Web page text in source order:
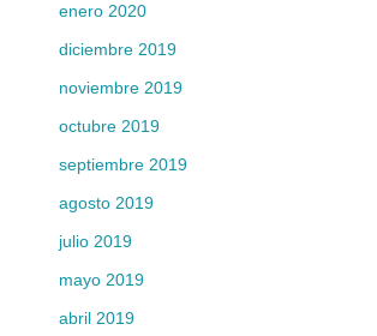
enero 2020
diciembre 2019
noviembre 2019
octubre 2019
septiembre 2019
agosto 2019
julio 2019
mayo 2019
abril 2019